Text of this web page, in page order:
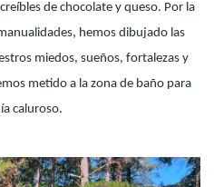
de chocolate y queso. Por la
hemos dibujado las
miedos, sueños, fortalezas y
metido a la zona de baño para
caluroso.